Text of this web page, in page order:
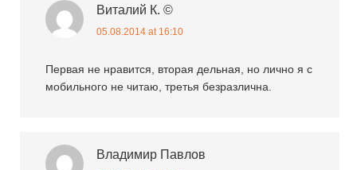
Виталий К. ©
05.08.2014 at 16:10
Первая не нравится, вторая дельная, но лично я с
мобильного не читаю, третья безразлична.
Владимир Павлов